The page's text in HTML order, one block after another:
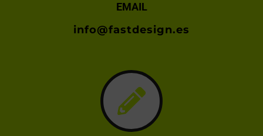
EMAIL
info@fastdesign.es